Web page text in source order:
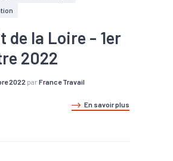
de la Loire - 1er
2022
2022 par France Travail
En savoir plus